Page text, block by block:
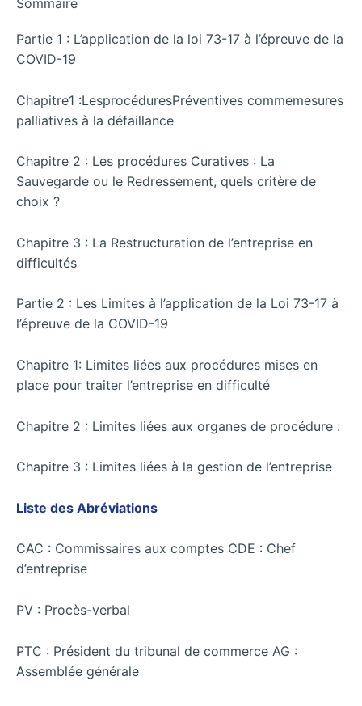
Sommaire
Partie 1 : L’application de la loi 73-17 à l’épreuve de la
COVID-19
Chapitre1 :LesprocéduresPréventives commemesures
palliatives à la défaillance
Chapitre 2 : Les procédures Curatives : La
Sauvegarde ou le Redressement, quels critère de
choix ?
Chapitre 3 : La Restructuration de l’entreprise en
difficultés
Partie 2 : Les Limites à l’application de la Loi 73-17 à
l’épreuve de la COVID-19
Chapitre 1: Limites liées aux procédures mises en
place pour traiter l’entreprise en difficulté
Chapitre 2 : Limites liées aux organes de procédure :
Chapitre 3 : Limites liées à la gestion de l’entreprise
Liste des Abréviations
CAC : Commissaires aux comptes CDE : Chef
d’entreprise
PV : Procès-verbal
PTC : Président du tribunal de commerce AG :
Assemblée générale